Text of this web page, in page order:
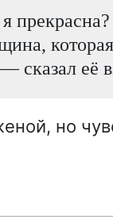
сказал её
но